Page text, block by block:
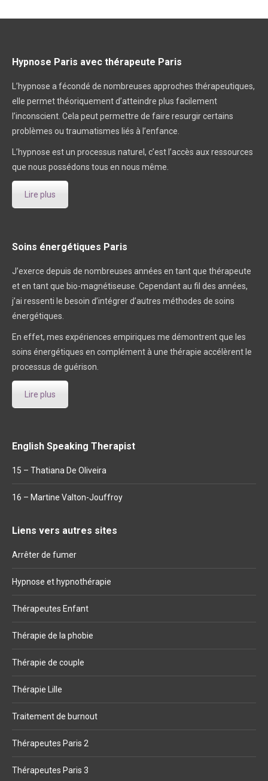
Hypnose Paris avec thérapeute Paris
L’hypnose a fécondé de nombreuses approches thérapeutiques,
elle permet théoriquement d’atteindre plus facilement
l’inconscient. Cela peut permettre de faire resurgir certains
problèmes ou traumatismes liés à l’enfance.
L’hypnose est un processus naturel, c’est l’accès aux ressources
que nous possédons tous en nous même.
Lire plus
Soins énergétiques Paris
J’exerce depuis de nombreuses années en tant que thérapeute
et en tant que bio-magnétiseuse. Cependant au fil des années,
j’ai ressenti le besoin d’intégrer d’autres méthodes de soins
énergétiques.
En effet, mes expériences empiriques me démontrent que les
soins énergétiques en complément à une thérapie accélèrent le
processus de guérison.
Lire plus
English Speaking Therapist
15 – Thatiana De Oliveira
16 – Martine Valton-Jouffroy
Liens vers autres sites
Arrêter de fumer
Hypnose et hypnothérapie
Thérapeutes Enfant
Thérapie de la phobie
Thérapie de couple
Thérapie Lille
Traitement de burnout
Thérapeutes Paris 2
Thérapeutes Paris 3